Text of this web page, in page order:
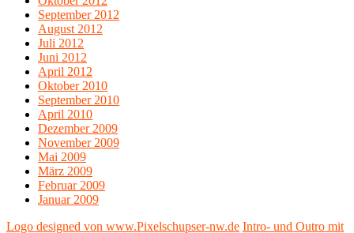
September 2012
August 2012
Juli 2012
Juni 2012
April 2012
Oktober 2010
September 2010
April 2010
Dezember 2009
November 2009
Mai 2009
März 2009
Februar 2009
Januar 2009
Logo designed von www.Pixelschupser-nw.de Intro- und Outro mit